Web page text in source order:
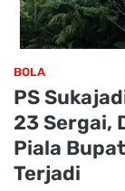
BOLA
PS
23 Sergai,
Piala
Terjadi